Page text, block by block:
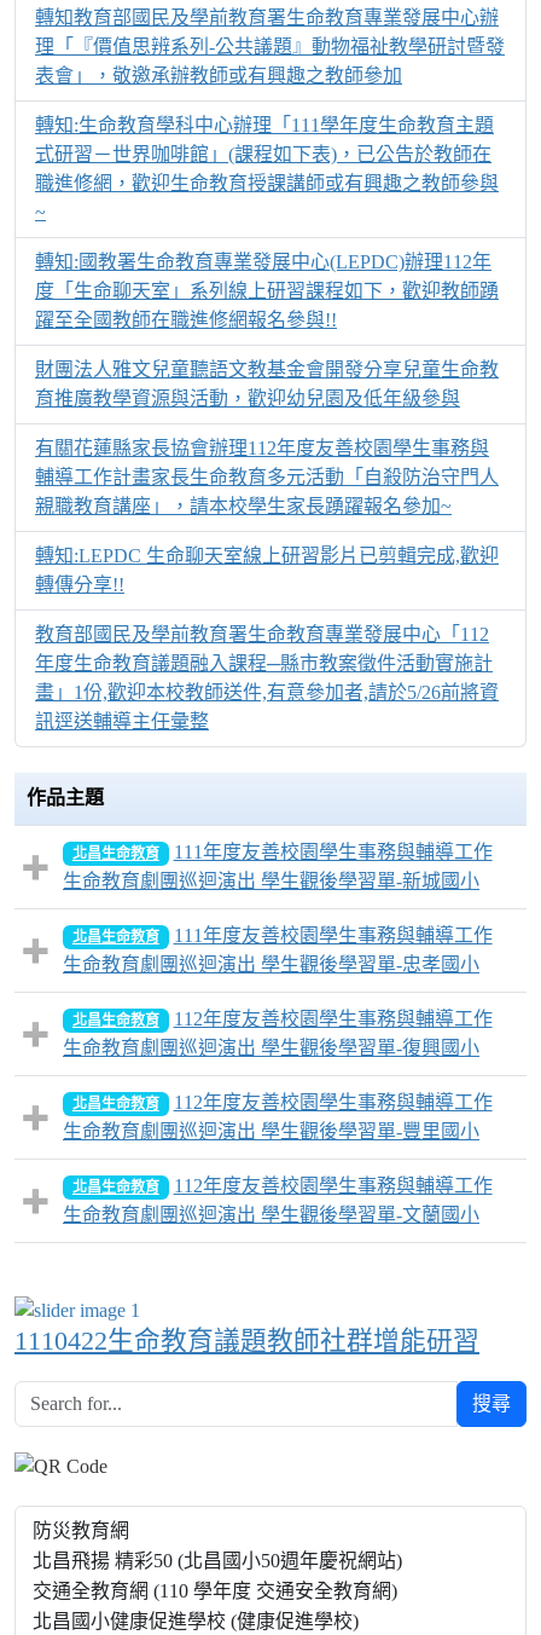
轉知教育部國民及學前教育署生命教育專業發展中心辦
理「『價值思辨系列-公共議題』動物福祉教學研討暨發
表會」，敬邀承辦教師或有興趣之教師參加
轉知:生命教育學科中心辦理「111學年度生命教育主題
式研習－世界咖啡館」(課程如下表)，已公告於教師在
職進修網，歡迎生命教育授課講師或有興趣之教師參與
~
轉知:國教署生命教育專業發展中心(LEPDC)辦理112年
度「生命聊天室」系列線上研習課程如下，歡迎教師踴
躍至全國教師在職進修網報名參與!!
財團法人雅文兒童聽語文教基金會開發分享兒童生命教
育推廣教學資源與活動，歡迎幼兒園及低年級參與
有關花蓮縣家長協會辦理112年度友善校園學生事務與
輔導工作計畫家長生命教育多元活動「自殺防治守門人
親職教育講座」，請本校學生家長踴躍報名參加~
轉知:LEPDC 生命聊天室線上研習影片已剪輯完成,歡迎
轉傳分享!!
教育部國民及學前教育署生命教育專業發展中心「112
年度生命教育議題融入課程─縣市教案徵件活動實施計
畫」1份,歡迎本校教師送件,有意參加者,請於5/26前將資
訊逕送輔導主任彙整
作品主題
北昌生命教育
111年度友善校園學生事務與輔導工作
生命教育劇團巡迴演出 學生觀後學習單-新城國小
北昌生命教育
111年度友善校園學生事務與輔導工作
生命教育劇團巡迴演出 學生觀後學習單-忠孝國小
北昌生命教育
112年度友善校園學生事務與輔導工作
生命教育劇團巡迴演出 學生觀後學習單-復興國小
北昌生命教育
112年度友善校園學生事務與輔導工作
生命教育劇團巡迴演出 學生觀後學習單-豐里國小
北昌生命教育
112年度友善校園學生事務與輔導工作
生命教育劇團巡迴演出 學生觀後學習單-文蘭國小
1110422生命教育議題教師社群增能研習
搜尋